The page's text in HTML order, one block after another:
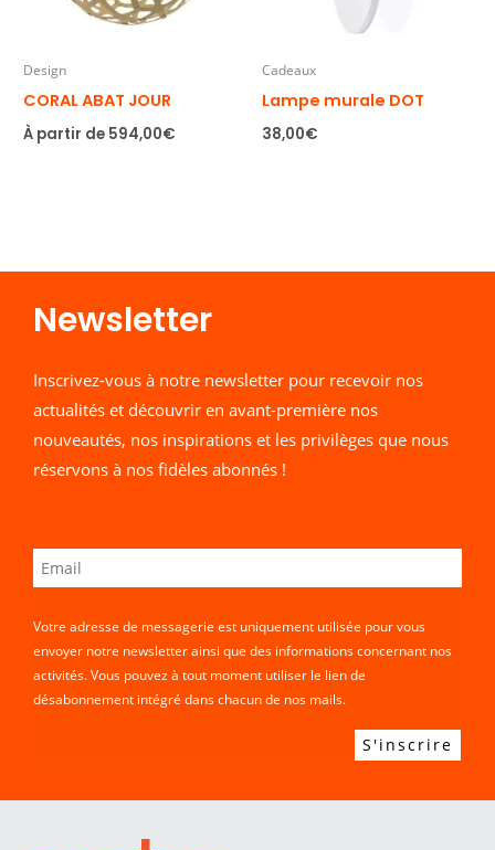
Design
CORAL ABAT JOUR
À partir de 594,00€
Cadeaux
Lampe murale DOT
38,00€
Newsletter​
Inscrivez-vous à notre newsletter pour recevoir nos
actualités et découvrir en avant-première nos
nouveautés, nos inspirations et les privilèges que nous
réservons à nos fidèles abonnés !
Votre adresse de messagerie est uniquement utilisée pour vous
envoyer notre newsletter ainsi que des informations concernant nos
activités. Vous pouvez à tout moment utiliser le lien de
désabonnement intégré dans chacun de nos mails.